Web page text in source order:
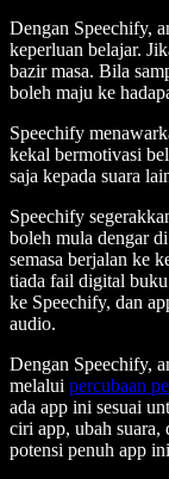
Dengan Speechify,
keperluan belajar.
bazir masa. Bila
boleh maju ke
Speechify
kekal bermotivasi
saja kepada suara
Speechify
boleh mula dengar
semasa berjalan ke
tiada fail digital
ke Speechify, dan
audio.
Dengan Speechify,
melalui percubaan
ada app ini sesuai
ciri app, ubah suara,
potensi penuh app